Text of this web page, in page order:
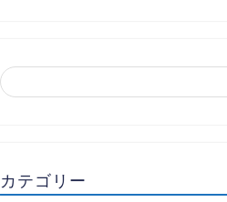
カテゴリー